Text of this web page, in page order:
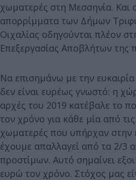
χωματερές στη Μεσσηνία. Και
απορρίμματα των Δήμων
Οιχαλίας οδηγούνται πλέον
Επεξεργασίας Αποβλήτων της
Να επισημάνω με την
δεν είναι ευρέως γνωστό: η
αρχές του 2019 κατέβαλε το
τον χρόνο για κάθε μία από
χωματερές που υπήρχαν στην
έχουμε απαλλαγεί από τα 2/3
προστίμων. Αυτό σημαίνει
ευρώ τον χρόνο. Στόχος μας